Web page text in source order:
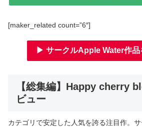
[maker_related count=”6″]
▶ サークルApple Water作品
【総集編】Happy cherry
ビュー
カテゴリで安定した人気を誇る注目作。サ